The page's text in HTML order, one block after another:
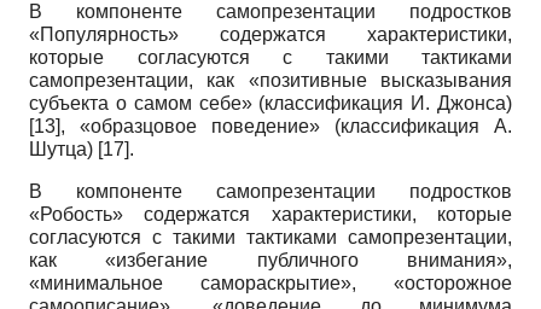
В компоненте самопрезентации подростков
«Популярность» содержатся характеристики,
которые согласуются с такими тактиками
самопрезентации, как «позитивные высказывания
субъекта о самом себе» (классификация И. Джонса)
[13], «образцовое поведение» (классификация А.
Шутца) [17].
В компоненте самопрезентации подростков
«Робость» содержатся характеристики, которые
согласуются с такими тактиками самопрезентации,
как «избегание публичного внимания»,
«минимальное самораскрытие», «осторожное